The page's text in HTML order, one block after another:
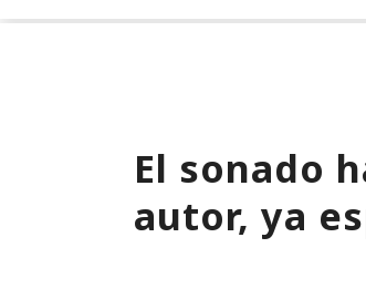
El sonado
autor, ya